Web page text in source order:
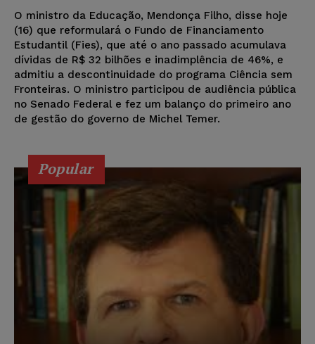
O ministro da Educação, Mendonça Filho, disse hoje
(16) que reformulará o Fundo de Financiamento
Estudantil (Fies), que até o ano passado acumulava
dívidas de R$ 32 bilhões e inadimplência de 46%, e
admitiu a descontinuidade do programa Ciência sem
Fronteiras. O ministro participou de audiência pública
no Senado Federal e fez um balanço do primeiro ano
de gestão do governo de Michel Temer.
Popular